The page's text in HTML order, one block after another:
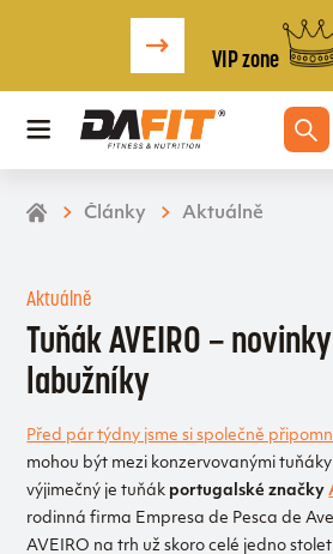
VIP zone
Články Aktuálně
Aktuálně
Tuňák AVEIRO –
labužníky
Před pár týdny jsme si společně
mohou být mezi konzervovanými
výjimečný je tuňák portugalské značky
rodinná firma Empresa de Pesca de
AVEIRO na trh už skoro celé jedno